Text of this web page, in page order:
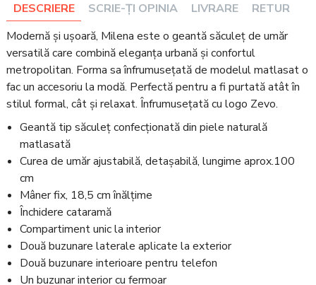
DESCRIERE SCRIE-ȚI OPINIA LIVRARE
RETUR
Modernă și ușoară, Milena este o geantă săculeț de umăr
versatilă care combină eleganța urbană și confortul
metropolitan. Forma sa înfrumusețată de modelul matlasat o
fac un accesoriu la modă. Perfectă pentru a fi purtată atât în
stilul formal, cât și relaxat. Înfrumusețată cu logo Zevo.
Geantă tip săculeț confecționată din piele naturală
matlasată
Curea de umăr ajustabilă, detașabilă, lungime aprox.100
cm
Mâner fix, 18,5 cm înălțime
Închidere cataramă
Compartiment unic la interior
Două buzunare laterale aplicate la exterior
Două buzunare interioare pentru telefon
Un buzunar interior cu fermoar